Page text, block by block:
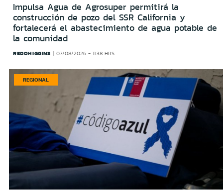
Impulsa Agua de Agrosuper permitirá la
construcción de pozo del SSR California y
fortalecerá el abastecimiento de agua potable de
la comunidad
REDOHIGGINS 07/08/2026 - 11:38 HRS
REGIONAL